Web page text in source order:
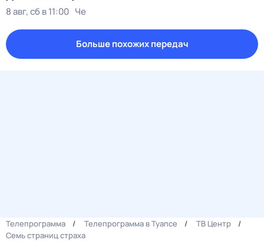
8 авг, сб в 11:00 Че
Больше похожих передач
Телепрограмма Телепрограмма в Туапсе
ТВ Центр
Семь страниц страха